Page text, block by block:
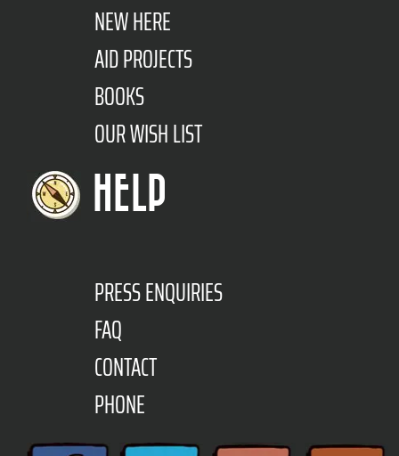
NEW HERE
AID PROJECTS
BOOKS
OUR WISH LIST
HELP
PRESS ENQUIRIES
FAQ
CONTACT
PHONE